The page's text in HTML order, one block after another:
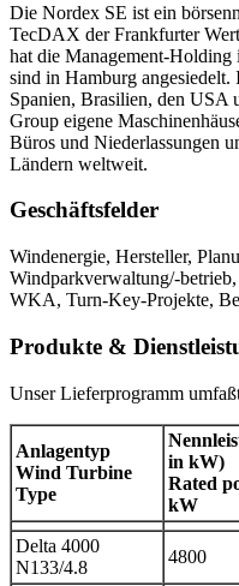
Die Nordex SE ist ein
TecDAX der Frankfurter
hat die Management-
sind in Hamburg angesiedelt.
Spanien, Brasilien, den USA
Group eigene
Büros und Niederlassungen
Ländern weltweit.
Geschäftsfelder
Windenergie, Hersteller,
Windparkverwaltung/-
WKA, Turn-Key-Projekte,
Produkte &
Unser Lieferprogramm
Anlagentyp
Wind Turbine
Type
in kW)
Rated
kW
Delta 4000
N133/4.8
4800